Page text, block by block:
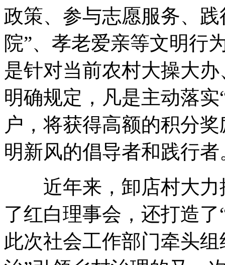
政策、参与志愿服务、
院”、孝老爱亲等文明行
是针对当前农村大操大
明确规定，凡是主动落
户，将获得高额的积分
明新风的倡导者和践行者
近年来，卸店村大力
了红白理事会，还打造
此次社会工作部门牵头